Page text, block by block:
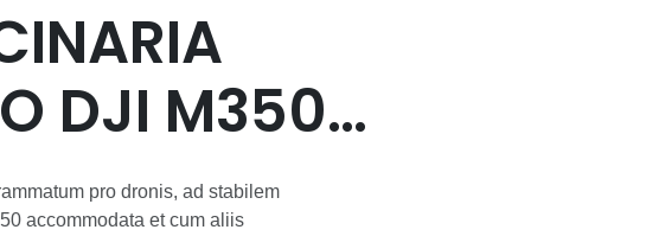
DJI M350
pro dronis, ad stabilem
accommodata et cum aliis